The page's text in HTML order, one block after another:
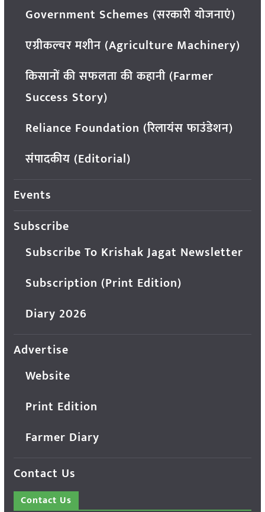
Government Schemes (सरकारी योजनाएं)
एग्रीकल्चर मशीन (Agriculture Machinery)
किसानों की सफलता की कहानी (Farmer
Success Story)
Reliance Foundation (रिलायंस फाउंडेशन)
संपादकीय (Editorial)
Events
Subscribe
Subscribe To Krishak Jagat Newsletter
Subscription (Print Edition)
Diary 2026
Advertise
Website
Print Edition
Farmer Diary
Contact Us
Contact Us